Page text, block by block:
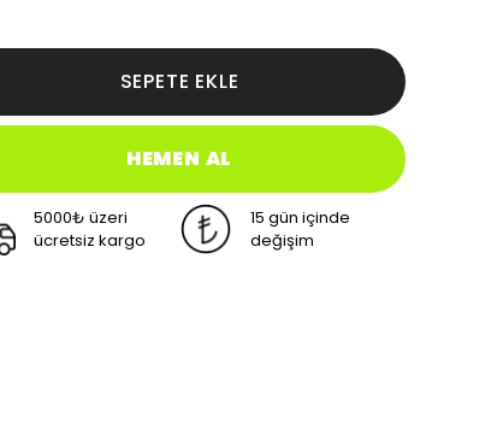
SEPETE EKLE
HEMEN AL
5000₺ üzeri
ücretsiz kargo
15 gün içinde
değişim